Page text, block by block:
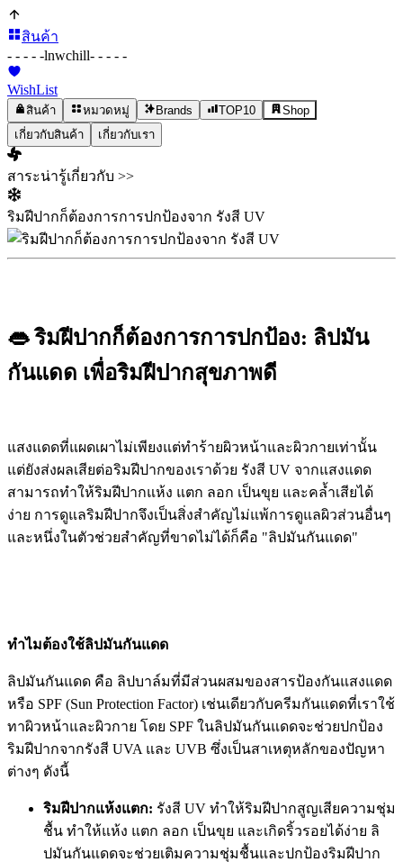
สินค้า
- - - - -lnwchill- - - - -
WishList
สินค้า หมวดหมู่ Brands TOP10
Shop
เกี่ยวกับสินค้า
เกี่ยวกับเรา
สาระน่ารู้เกี่ยวกับ >>
ริมฝีปากก็ต้องการการปกป้องจาก รังสี UV
👄ริมฝีปากก็ต้องการการปกป้อง: ลิปมัน
กันแดด เพื่อริมฝีปากสุขภาพดี
แสงแดดที่แผดเผาไม่เพียงแต่ทำร้ายผิวหน้าและผิวกายเท่านั้น
แต่ยังส่งผลเสียต่อริมฝีปากของเราด้วย รังสี UV จากแสงแดด
สามารถทำให้ริมฝีปากแห้ง แตก ลอก เป็นขุย และคล้ำเสียได้
ง่าย การดูแลริมฝีปากจึงเป็นสิ่งสำคัญไม่แพ้การดูแลผิวส่วนอื่นๆ
และหนึ่งในตัวช่วยสำคัญที่ขาดไม่ได้ก็คือ "ลิปมันกันแดด"
ทำไมต้องใช้ลิปมันกันแดด
ลิปมันกันแดด คือ ลิปบาล์มที่มีส่วนผสมของสารป้องกันแสงแดด
หรือ SPF (Sun Protection Factor) เช่นเดียวกับครีมกันแดดที่เราใช้
ทาผิวหน้าและผิวกาย โดย SPF ในลิปมันกันแดดจะช่วยปกป้อง
ริมฝีปากจากรังสี UVA และ UVB ซึ่งเป็นสาเหตุหลักของปัญหา
ต่างๆ ดังนี้
ริมฝีปากแห้งแตก: รังสี UV ทำให้ริมฝีปากสูญเสียความชุ่ม
ชื้น ทำให้แห้ง แตก ลอก เป็นขุย และเกิดริ้วรอยได้ง่าย ลิ
ปมันกันแดดจะช่วยเติมความชุ่มชื้นและปกป้องริมฝีปาก